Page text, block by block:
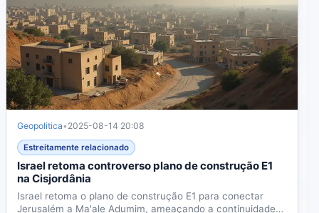
Geopolitica• 2025-08-14 20:08
Estreitamente relacionado
Israel retoma controverso plano de construção E1
na Cisjordânia
Israel retoma o plano de construção E1 para conectar
Jerusalém a Ma'ale Adumim, ameaçando a continuidade